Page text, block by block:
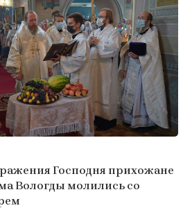
Господня прихожане
Вологды молились со